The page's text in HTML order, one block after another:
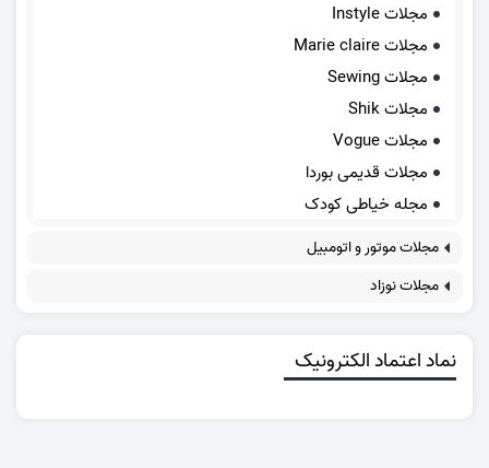
مجلات Instyle
مجلات Marie claire
مجلات Sewing
مجلات Shik
مجلات Vogue
مجلات قدیمی بوردا
مجله خیاطی کودک
مجلات موتور و اتومبیل
مجلات نوزاد
نماد اعتماد الکترونیک